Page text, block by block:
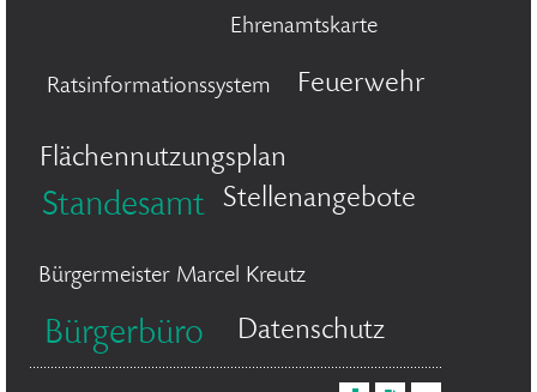
Ehrenamtskarte
Ratsinformationssystem Feuerwehr
Flächennutzungsplan
Standesamt Stellenangebote
Bürgermeister Marcel Kreutz
Bürgerbüro Datenschutz